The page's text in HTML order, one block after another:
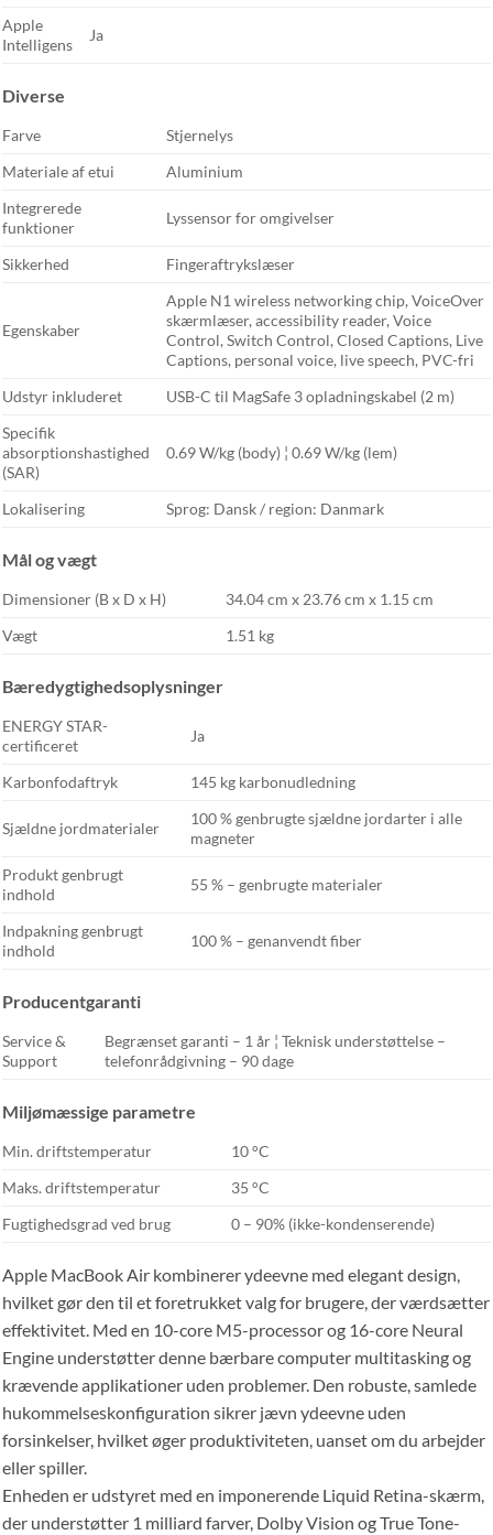
Apple
Intelligens
Ja
Diverse
Farve
Stjernelys
Materiale af etui
Aluminium
Integrerede
funktioner
Lyssensor for omgivelser
Sikkerhed Fingeraftrykslæser
Egenskaber
Apple N1 wireless networking chip, VoiceOver
skærmlæser, accessibility reader, Voice
Control, Switch Control, Closed Captions, Live
Captions, personal voice, live speech, PVC-fri
Udstyr inkluderet
USB-C til MagSafe 3 opladningskabel (2 m)
Specifik
absorptionshastighed
(SAR)
0.69 W/kg (body) ¦ 0.69 W/kg (lem)
Lokalisering Sprog: Dansk / region: Danmark
Mål og vægt
Dimensioner (B x D x H)
34.04 cm x 23.76 cm x 1.15 cm
Vægt
1.51 kg
Bæredygtighedsoplysninger
ENERGY STAR-
certificeret
Ja
Karbonfodaftryk 145 kg karbonudledning
Sjældne jordmaterialer
100 % genbrugte sjældne jordarter i alle
magneter
Produkt genbrugt
indhold
55 % – genbrugte materialer
Indpakning genbrugt
indhold
100 % – genanvendt fiber
Producentgaranti
Service &
Support
Begrænset garanti – 1 år ¦ Teknisk understøttelse –
telefonrådgivning – 90 dage
Miljømæssige parametre
Min. driftstemperatur
10 °C
Maks. driftstemperatur
35 °C
Fugtighedsgrad ved brug
0 – 90% (ikke-kondenserende)
Apple MacBook Air kombinerer ydeevne med elegant design,
hvilket gør den til et foretrukket valg for brugere, der værdsætter
effektivitet. Med en 10-core M5-processor og 16-core Neural
Engine understøtter denne bærbare computer multitasking og
krævende applikationer uden problemer. Den robuste, samlede
hukommelseskonfiguration sikrer jævn ydeevne uden
forsinkelser, hvilket øger produktiviteten, uanset om du arbejder
eller spiller.
Enheden er udstyret med en imponerende Liquid Retina-skærm,
der understøtter 1 milliard farver, Dolby Vision og True Tone-